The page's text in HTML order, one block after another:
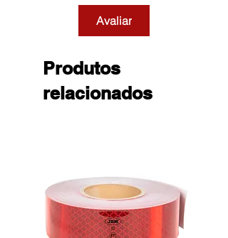
Avaliar
Produtos
relacionados